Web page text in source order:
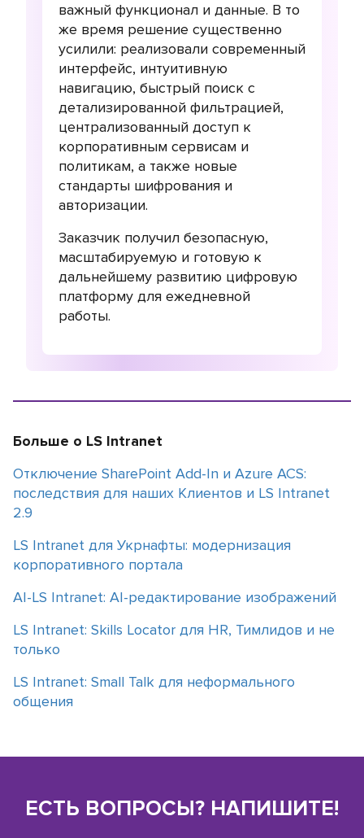
важный функционал и данные. В то
же время решение существенно
усилили: реализовали современный
интерфейс, интуитивную
навигацию, быстрый поиск с
детализированной фильтрацией,
централизованный доступ к
корпоративным сервисам и
политикам, а также новые
стандарты шифрования и
авторизации.
Заказчик получил безопасную,
масштабируемую и готовую к
дальнейшему развитию цифровую
платформу для ежедневной
работы.
Больше о LS Intranet
Отключение SharePoint Add-In и Azure ACS:
последствия для наших Клиентов и LS Intranet
2.9
LS Intranet для Укрнафты: модернизация
корпоративного портала
AI-LS Intranet: AI-редактирование изображений
LS Intranet: Skills Locator для HR, Тимлидов и не
только
LS Intranet: Small Talk для неформального
общения
ЕСТЬ ВОПРОСЫ? НАПИШИТЕ!